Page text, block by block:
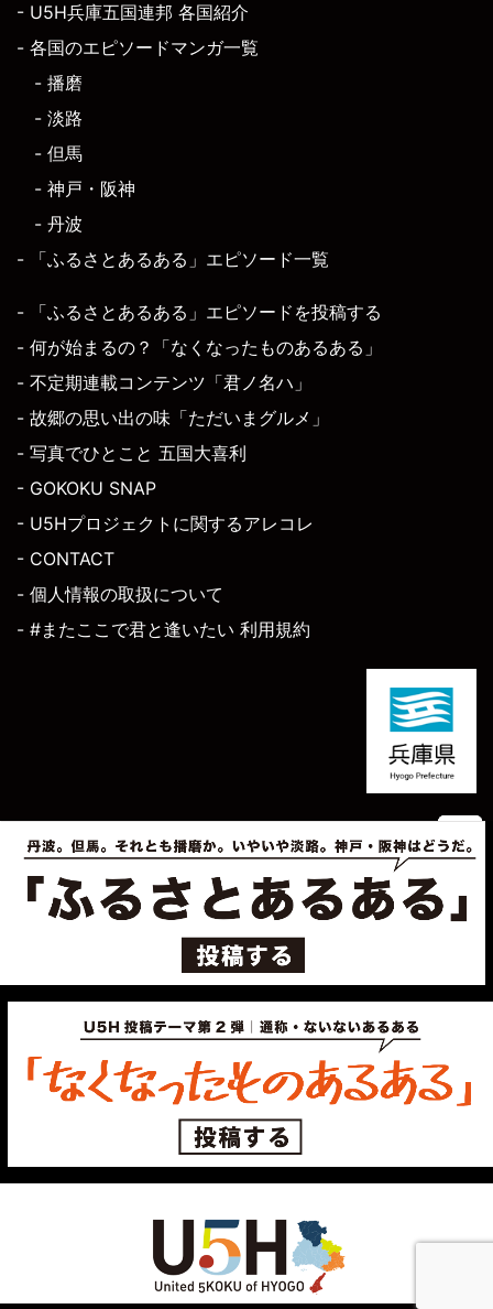
- U5H兵庫五国連邦 各国紹介
- 各国のエピソードマンガ一覧
- 播磨
- 淡路
- 但馬
- 神戸・阪神
- 丹波
- 「ふるさとあるある」エピソード一覧
- 「ふるさとあるある」エピソードを投稿する
- 何が始まるの？「なくなったものあるある」
- 不定期連載コンテンツ「君ノ名ハ」
- 故郷の思い出の味「ただいまグルメ」
- 写真でひとこと 五国大喜利
- GOKOKU SNAP
- U5Hプロジェクトに関するアレコレ
- CONTACT
- 個人情報の取扱について
- #またここで君と逢いたい 利用規約